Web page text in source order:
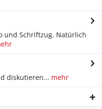
und Schriftzug. Natürlich
diskutieren... mehr